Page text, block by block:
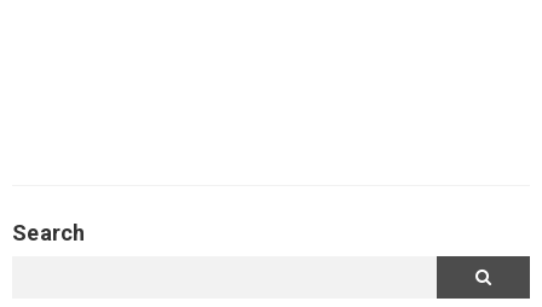
Search